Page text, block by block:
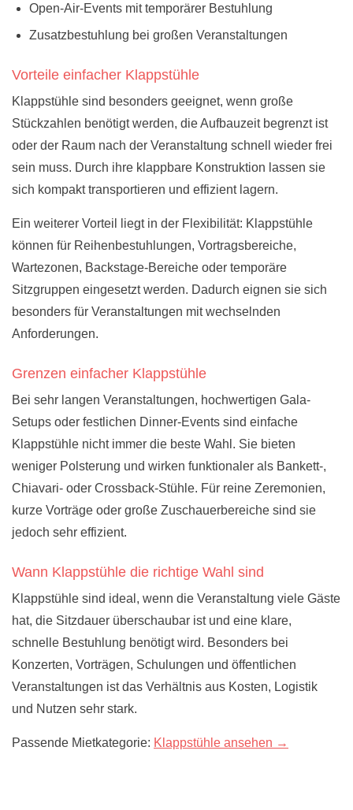
Open-Air-Events mit temporärer Bestuhlung
Zusatzbestuhlung bei großen Veranstaltungen
Vorteile einfacher Klappstühle
Klappstühle sind besonders geeignet, wenn große
Stückzahlen benötigt werden, die Aufbauzeit begrenzt ist
oder der Raum nach der Veranstaltung schnell wieder frei
sein muss. Durch ihre klappbare Konstruktion lassen sie
sich kompakt transportieren und effizient lagern.
Ein weiterer Vorteil liegt in der Flexibilität: Klappstühle
können für Reihenbestuhlungen, Vortragsbereiche,
Wartezonen, Backstage-Bereiche oder temporäre
Sitzgruppen eingesetzt werden. Dadurch eignen sie sich
besonders für Veranstaltungen mit wechselnden
Anforderungen.
Grenzen einfacher Klappstühle
Bei sehr langen Veranstaltungen, hochwertigen Gala-
Setups oder festlichen Dinner-Events sind einfache
Klappstühle nicht immer die beste Wahl. Sie bieten
weniger Polsterung und wirken funktionaler als Bankett-,
Chiavari- oder Crossback-Stühle. Für reine Zeremonien,
kurze Vorträge oder große Zuschauerbereiche sind sie
jedoch sehr effizient.
Wann Klappstühle die richtige Wahl sind
Klappstühle sind ideal, wenn die Veranstaltung viele Gäste
hat, die Sitzdauer überschaubar ist und eine klare,
schnelle Bestuhlung benötigt wird. Besonders bei
Konzerten, Vorträgen, Schulungen und öffentlichen
Veranstaltungen ist das Verhältnis aus Kosten, Logistik
und Nutzen sehr stark.
Passende Mietkategorie: Klappstühle ansehen →